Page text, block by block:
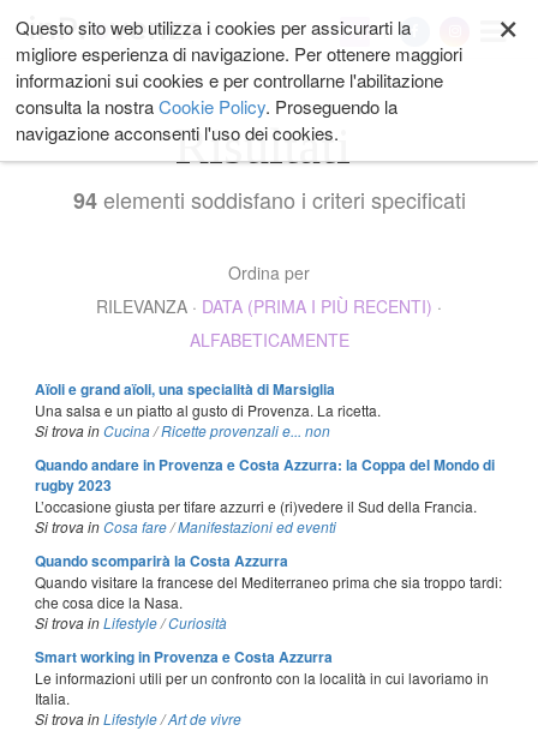
ai
contenuti.
|
Salta
alla
navigazione
My ×
Questo sito web utilizza i cookies per assicurarti la
migliore esperienza di navigazione. Per ottenere maggiori
informazioni sui cookies e per controllarne l'abilitazione
consulta la nostraCookie Policy. Proseguendo la
navigazione acconsenti l'uso dei cookies.
Risultati
94elementi soddisfano i criteri specificati
Ordina per
RILEVANZA · DATA (PRIMA I PIÙ RECENTI) ·
ALFABETICAMENTE
Aïoli e grand aïoli, una specialità di Marsiglia
Una salsa e un piatto al gusto di Provenza. La ricetta.
Si trova in Cucina /Ricette provenzali e... non
Quando andare in Provenza e Costa Azzurra: la Coppa del Mondo di
rugby 2023
L’occasione giusta per tifare azzurri e (ri)vedere il Sud della Francia.
Si trova in Cosa fare /Manifestazioni ed eventi
Quando scomparirà la Costa Azzurra
Quando visitare la francese del Mediterraneo prima che sia troppo tardi:
che cosa dice la Nasa.
Si trova in Lifestyle /Curiosità
Smart working in Provenza e Costa Azzurra
Le informazioni utili per un confronto con la località in cui lavoriamo in
Italia.
Si trova in Lifestyle /Art de vivre